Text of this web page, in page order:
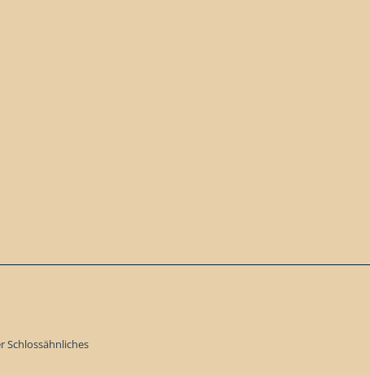
Schlossähnliches